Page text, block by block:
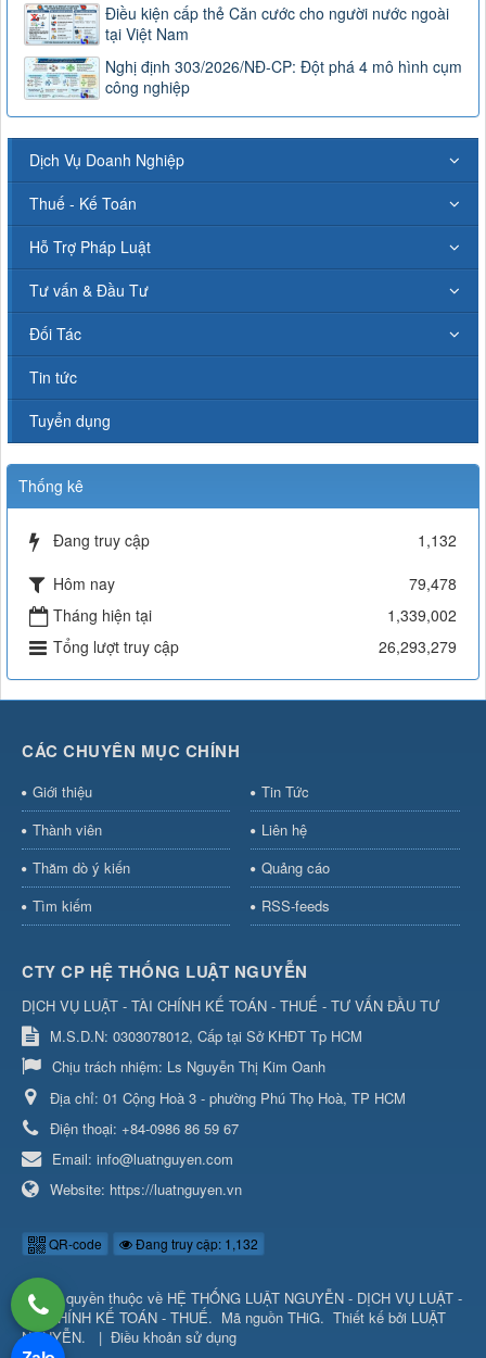
Điều kiện cấp thẻ Căn cước cho người nước ngoài
tại Việt Nam
Nghị định 303/2026/NĐ-CP: Đột phá 4 mô hình cụm
công nghiệp
Dịch Vụ Doanh Nghiệp
Thuế - Kế Toán
Hỗ Trợ Pháp Luật
Tư vấn & Đầu Tư
Đối Tác
Tin tức
Tuyển dụng
Thống kê
Đang truy cập
1,132
Hôm nay
79,478
Tháng hiện tại
1,339,002
Tổng lượt truy cập
26,293,279
CÁC CHUYÊN MỤC CHÍNH
Giới thiệu
Tin Tức
Thành viên
Liên hệ
Thăm dò ý kiến
Quảng cáo
Tìm kiếm
RSS-feeds
CTY CP HỆ THỐNG LUẬT NGUYỄN
DỊCH VỤ LUẬT - TÀI CHÍNH KẾ TOÁN - THUẾ - TƯ VẤN ĐẦU TƯ
M.S.D.N: 0303078012, Cấp tại Sở KHĐT Tp HCM
Chịu trách nhiệm: Ls Nguyễn Thị Kim Oanh
Địa chỉ: 01 Cộng Hoà 3 - phường Phú Thọ Hoà, TP HCM
Điện thoại: +84-0986 86 59 67
Email: info@luatnguyen.com
Website: https://luatnguyen.vn
QR-code Đang truy cập: 1,132
© Bản quyền thuộc về HỆ THỐNG LUẬT NGUYỄN - DỊCH VỤ LUẬT -
TÀI CHÍNH KẾ TOÁN - THUẾ. Mã nguồn THiG. Thiết kế bởi LUẬT
NGUYỄN. | Điều khoản sử dụng